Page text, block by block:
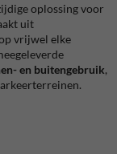
oplossing voor
uit
vrijwel elke
en buitengebruik,